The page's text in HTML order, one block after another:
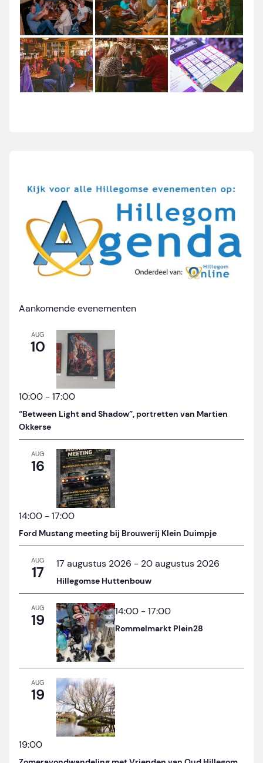
Aankomende evenementen
AUG
10
10:00 -17:00
“Between Light and Shadow”, portretten van Martien
Okkerse
AUG
16
14:00 -17:00
Ford Mustang meeting bij Brouwerij Klein Duimpje
AUG
17 17 augustus 2026 - 20 augustus 2026
Hillegomse Huttenbouw
AUG
19 14:00 -17:00
Rommelmarkt Plein28
AUG
19
19:00